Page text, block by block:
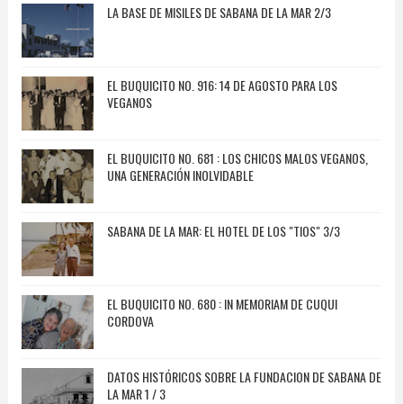
LA BASE DE MISILES DE SABANA DE LA MAR 2/3
EL BUQUICITO NO. 916: 14 DE AGOSTO PARA LOS
VEGANOS
EL BUQUICITO NO. 681 : LOS CHICOS MALOS VEGANOS,
UNA GENERACIÓN INOLVIDABLE
SABANA DE LA MAR: EL HOTEL DE LOS "TIOS" 3/3
EL BUQUICITO NO. 680 : IN MEMORIAM DE CUQUI
CORDOVA
DATOS HISTÓRICOS SOBRE LA FUNDACION DE SABANA DE
LA MAR 1 / 3